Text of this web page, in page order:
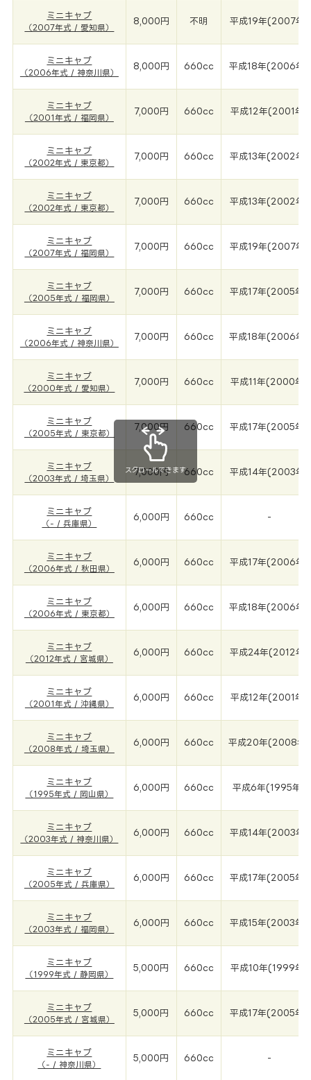
ミニキャブ
（2007年式 / 愛知県）
8,000円 不明 平成19年(2007年)
ミニキャブ
（2006年式 / 神奈川県）
8,000円 660cc 平成18年(2006年)
ミニキャブ
（2001年式 / 福岡県）
7,000円 660cc 平成12年(2001年)
ミニキャブ
（2002年式 / 東京都）
7,000円 660cc 平成13年(2002年)
ミニキャブ
（2002年式 / 東京都）
7,000円 660cc 平成13年(2002年)
ミニキャブ
（2007年式 / 福岡県）
7,000円 660cc 平成19年(2007年)
ミニキャブ
（2005年式 / 福岡県）
7,000円 660cc 平成17年(2005年)
ミニキャブ
（2006年式 / 神奈川県）
7,000円 660cc 平成18年(2006年)
ミニキャブ
（2000年式 / 愛知県）
7,000円 660cc 平成11年(2000年)
ミニキャブ
（2005年式 / 東京都）
7,000円 660cc 平成17年(2005年)
ミニキャブ
（2003年式 / 埼玉県）
7,000円 660cc 平成14年(2003年)
ミニキャブ
（- / 兵庫県）
6,000円 660cc -
ミニキャブ
（2006年式 / 秋田県）
6,000円 660cc 平成17年(2006年)
ミニキャブ
（2006年式 / 東京都）
6,000円 660cc 平成18年(2006年)
ミニキャブ
（2012年式 / 宮城県）
6,000円 660cc 平成24年(2012年)
ミニキャブ
（2001年式 / 沖縄県）
6,000円 660cc 平成12年(2001年)
ミニキャブ
（2008年式 / 埼玉県）
6,000円 660cc 平成20年(2008年)
ミニキャブ
（1995年式 / 岡山県）
6,000円 660cc 平成6年(1995年)
ミニキャブ
（2003年式 / 神奈川県）
6,000円 660cc 平成14年(2003年)
ミニキャブ
（2005年式 / 兵庫県）
6,000円 660cc 平成17年(2005年)
ミニキャブ
（2003年式 / 福岡県）
6,000円 660cc 平成15年(2003年)
ミニキャブ
（1999年式 / 静岡県）
5,000円 660cc 平成10年(1999年)
ミニキャブ
（2005年式 / 宮城県）
5,000円 660cc 平成17年(2005年)
ミニキャブ
（- / 神奈川県）
5,000円 660cc -
スクロールできます